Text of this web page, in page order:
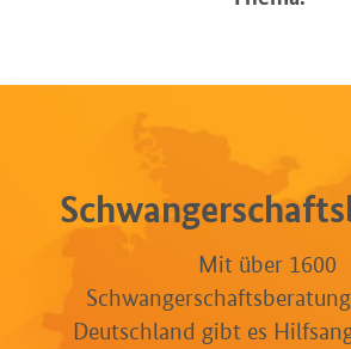
Mit über 1600
Deutschland gibt es